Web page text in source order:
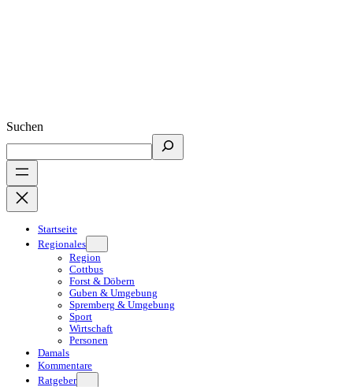
Suchen
Startseite
Regionales
Region
Cottbus
Forst & Döbern
Guben & Umgebung
Spremberg & Umgebung
Sport
Wirtschaft
Personen
Damals
Kommentare
Ratgeber